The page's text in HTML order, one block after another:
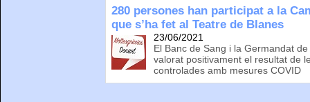
280 persones han participat a la
que s’ha fet al Teatre de Blanes
23/06/2021
El Banc de Sang i la Germandat
valorat positivament el resultat de
controlades amb mesures COVID